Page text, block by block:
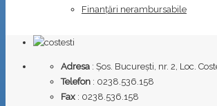
Finanțări nerambursabile
Adresa : Șos. București, nr. 2, Loc.
Telefon : 0238.536.158
Fax : 0238.536.158